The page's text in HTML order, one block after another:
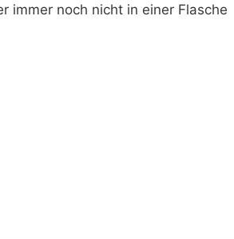
immer noch nicht in einer Flasche